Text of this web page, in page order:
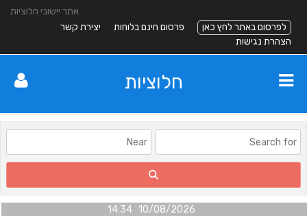
אתר יישובי חלוציות
לפרסום באתר לחץ כאן
פרסום חינם בלוחות
יצירת קשר
הצהרת נגישות
חלוציות
10/08/2026 14:34